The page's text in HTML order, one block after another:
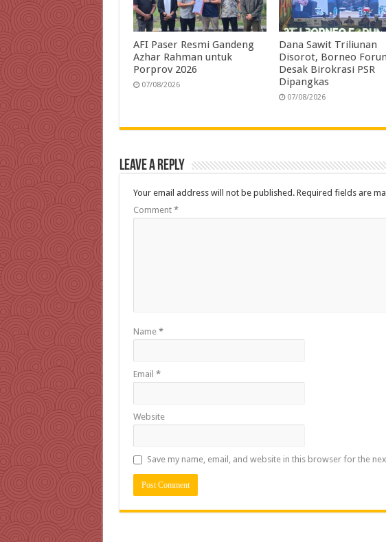
AFI Paser Resmi Gandeng
Azhar Rahman untuk
Porprov 2026
07/08/2026
Dana Sawit Triliunan
Disorot, Borneo
Desak Birokrasi PSR
Dipangkas
07/08/2026
Leave a Reply
Your email address will not be published. Required fields are
Comment *
Name *
Email *
Website
Save my name, email, and website in this browser for the